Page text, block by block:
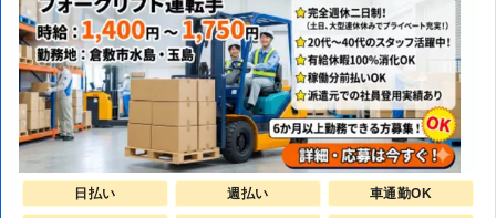
日払い 週払い 車通勤OK